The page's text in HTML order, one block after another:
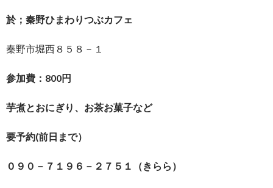
於；秦野ひまわりつぶカフェ
秦野市堀西８５８－１
参加費：800円
芋煮とおにぎり、お茶お菓子など
要予約(前日まで）
０９０－７１９６－２７５１（きらら）